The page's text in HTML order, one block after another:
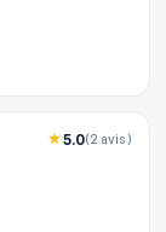
5.0(2 avis)